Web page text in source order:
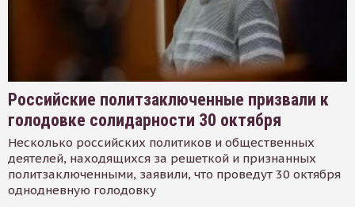
Российские политзаключенные призвали к
голодовке солидарности 30 октября
Несколько российских политиков и общественных
деятелей, находящихся за решеткой и признанных
политзаключенными, заявили, что проведут 30 октября
однодневную голодовку